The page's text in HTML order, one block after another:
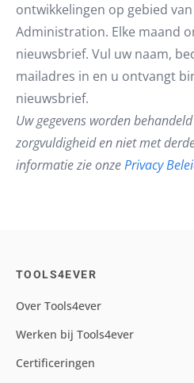
ontwikkelingen op gebied
Administration. Elke maand
nieuwsbrief. Vul uw naam,
mailadres in en u ontvangt
nieuwsbrief.
Uw gegevens worden
zorgvuldigheid en niet met
informatie zie onzePrivacy
TOOLS4EVER
Over Tools4ever
Werken bij Tools4ever
Certificeringen